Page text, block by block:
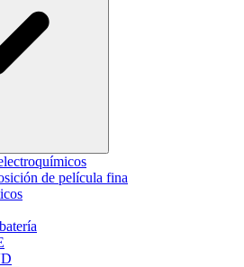
de película fina